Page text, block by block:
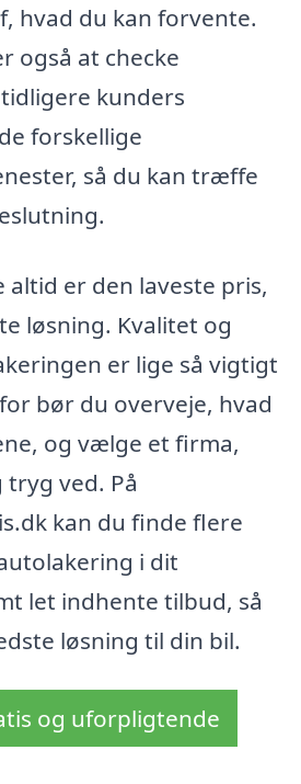
hvad du kan forvente.
også at checke
kunders
forskellige
så du kan træffe
altid er den laveste pris,
løsning. Kvalitet og
er lige så vigtigt
bør du overveje, hvad
og vælge et firma,
ved. På
kan du finde flere
i dit
let indhente tilbud, så
løsning til din bil.
og uforpligtende